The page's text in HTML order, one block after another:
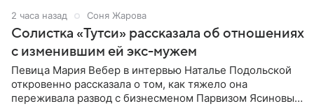
2 часа назад Соня Жарова
Солистка «Тутси» рассказала об отношениях
с изменившим ей экс-мужем
Певица Мария Вебер в интервью Наталье Подольской
откровенно рассказала о том, как тяжело она
переживала развод с бизнесменом Парвизом Ясиновым.